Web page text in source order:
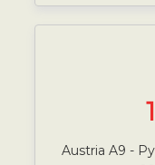
1
Austria A9 -